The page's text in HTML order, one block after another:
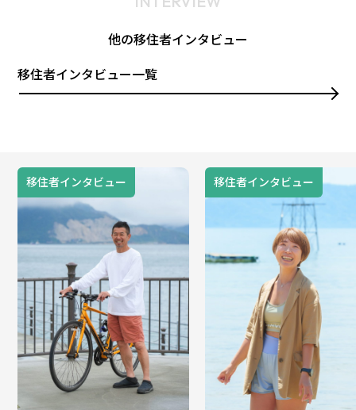
他の移住者インタビュー
移住者インタビュー一覧
移住者インタビュー 移住者インタビュー